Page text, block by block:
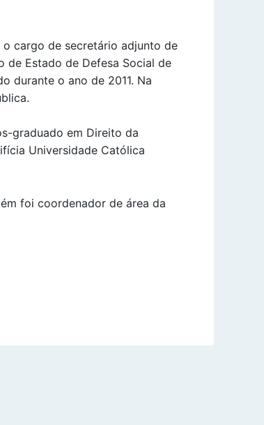
cargo de secretário adjunto de
de Estado de Defesa Social de
durante o ano de 2011. Na
graduado em Direito da
Universidade Católica
foi coordenador de área da